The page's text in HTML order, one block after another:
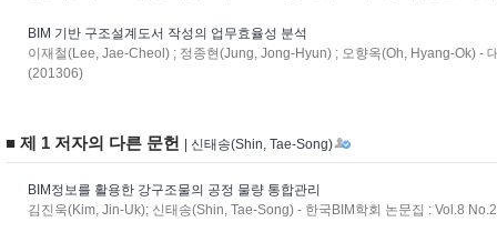
BIM 기반 구조설계도서 작성의 업무효율성 분석
이재철(Lee, Jae-Cheol) ; 정종현(Jung, Jong-Hyun) ; 오향옥(Oh, Hyang-Ok) -
(201306)
■ 제 1 저자의 다른 문헌 | 신태송(Shin, Tae-Song)
BIM정보를 활용한 강구조물의 공정 물량 통합관리
김진욱(Kim, Jin-Uk); 신태송(Shin, Tae-Song) - 한국BIM학회 논문집 : Vol.8